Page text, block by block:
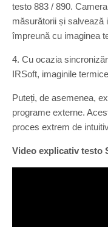
testo 883 / 890.
măsurătorii și salvează
împreună cu imaginea
4. Cu ocazia
IRSoft, imaginile
Puteți, de asemenea,
programe externe.
proces extrem de
Video explicativ testo